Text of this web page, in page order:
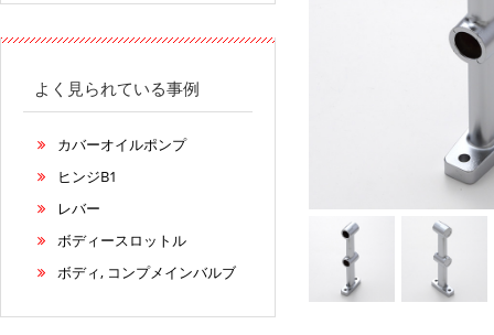
よく見られている事例
カバーオイルポンプ
ヒンジB1
レバー
ボディースロットル
ボディ, コンプメインバルブ